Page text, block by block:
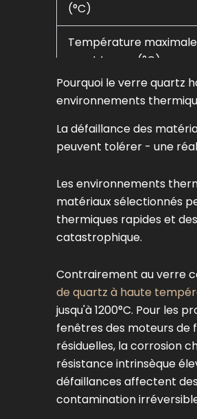
(°C)
Température
court terme (°C)
Dilatation thermique
Conductivité thermique
Point de
(°C)
thermiques (ΔT, °C)
Pourquoi le verre quartz
environnements
La défaillance des
peuvent tolérer - une
Les environnements
matériaux sélectionnés
thermiques rapides et
catastrophique.
Contrairement au verre
de quartz à haute
jusqu'à 1200°C. Pour les
fenêtres des moteurs de
résiduelles, la corrosion
résistance intrinsèque
défaillances affectent
contamination